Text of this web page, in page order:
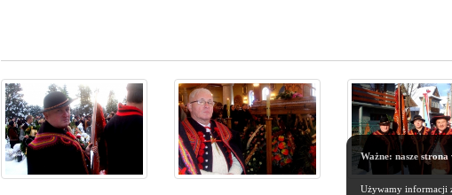
Ważne: nasze
Używamy informacji